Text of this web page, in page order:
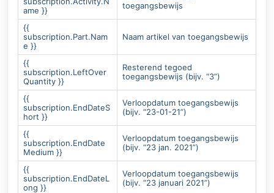
ame }}
toegangsbewijs
{{
subscription.Part.Nam
e }}
Naam artikel van toegangsbewijs
{{
subscription.LeftOver
Quantity }}
Resterend tegoed
toegangsbewijs (bijv. “3”)
{{
subscription.EndDateS
hort }}
Verloopdatum toegangsbewijs
(bijv. “23-01-21”)
{{
subscription.EndDate
Medium }}
Verloopdatum toegangsbewijs
(bijv. “23 jan. 2021”)
{{
subscription.EndDateL
ong }}
Verloopdatum toegangsbewijs
(bijv. “23 januari 2021”)